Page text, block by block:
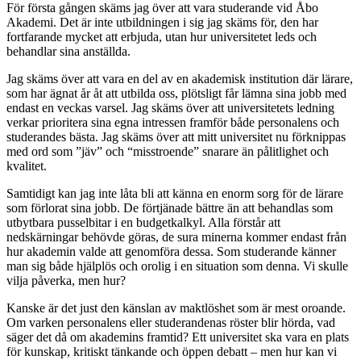
För första gången skäms jag över att vara studerande vid Åbo
Akademi. Det är inte utbildningen i sig jag skäms för, den har
fortfarande mycket att erbjuda, utan hur universitetet leds och
behandlar sina anställda.
Jag skäms över att vara en del av en akademisk institution där lärare,
som har ägnat år åt att utbilda oss, plötsligt får lämna sina jobb med
endast en veckas varsel. Jag skäms över att universitetets ledning
verkar prioritera sina egna intressen framför både personalens och
studerandes bästa. Jag skäms över att mitt universitet nu förknippas
med ord som ”jäv” och “misstroende” snarare än pålitlighet och
kvalitet.
Samtidigt kan jag inte låta bli att känna en enorm sorg för de lärare
som förlorat sina jobb. De förtjänade bättre än att behandlas som
utbytbara pusselbitar i en budgetkalkyl. Alla förstår att
nedskärningar behövde göras, de sura minerna kommer endast från
hur akademin valde att genomföra dessa. Som studerande känner
man sig både hjälplös och orolig i en situation som denna. Vi skulle
vilja påverka, men hur?
Kanske är det just den känslan av maktlöshet som är mest oroande.
Om varken personalens eller studerandenas röster blir hörda, vad
säger det då om akademins framtid? Ett universitet ska vara en plats
för kunskap, kritiskt tänkande och öppen debatt – men hur kan vi